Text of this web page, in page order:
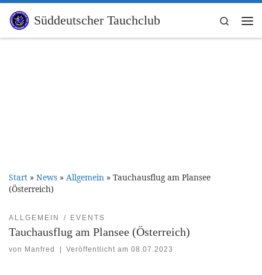
Zum Inhalt springen
Süddeutscher Tauchclub
Search
Start » News » Allgemein » Tauchausflug am Plansee
(Österreich)
ALLGEMEIN EVENTS
Tauchausflug am Plansee (Österreich)
von Manfred Veröffentlicht am08.07.2023